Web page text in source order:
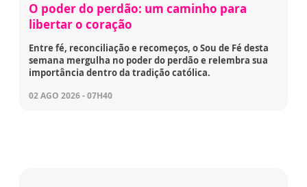
O poder do perdão: um caminho para
libertar o coração
Entre fé, reconciliação e recomeços, o Sou de Fé desta
semana mergulha no poder do perdão e relembra sua
importância dentro da tradição católica.
02 AGO 2026 - 07H40